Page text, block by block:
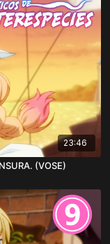
23:46
(VOSE)